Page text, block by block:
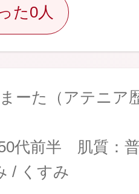
た0人
ーた
（アテニア
代前半 肌質：
/ くすみ